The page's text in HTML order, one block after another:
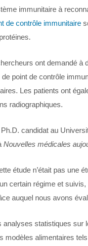
immunitaire à
de contrôle immunitaire
ont demandé à
point de contrôle
Les patients ont
radiographiques.
Ph.D. candidat au
Nouvelles médicales
étude n’était pas une
certain régime et
auquel nous avons
statistiques sur
modèles alimentaires